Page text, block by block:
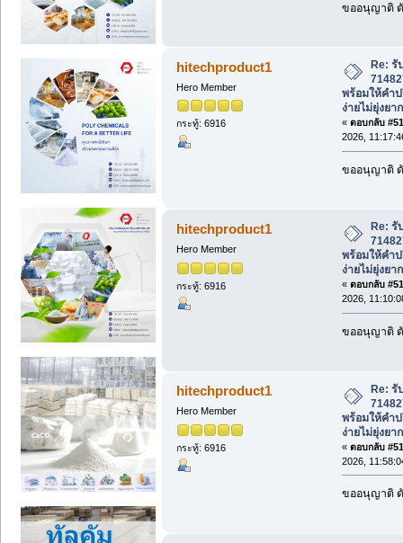
ขออนุญาติ
hitechproduct1
Hero Member
กระทู้: 6916
Re: รั
พร้อมให้คำ
ง่ายไม่ยุ่งยา
« ตอบกลับ
2026,
ขออนุญาติ
hitechproduct1
Hero Member
กระทู้: 6916
Re: รั
พร้อมให้คำ
ง่ายไม่ยุ่งยา
« ตอบกลับ
2026,
ขออนุญาติ
hitechproduct1
Hero Member
กระทู้: 6916
Re: รั
พร้อมให้คำ
ง่ายไม่ยุ่งยา
« ตอบกลับ
2026,
ขออนุญาติ